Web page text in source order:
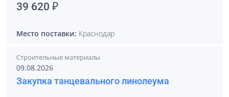
39 620 ₽
Место поставки: Краснодар
Строительные материалы
09.08.2026
Закупка танцевального линолеума